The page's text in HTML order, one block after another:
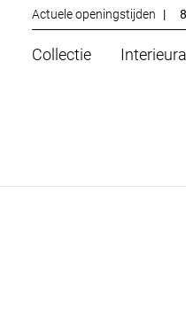
Actuele openingstijden |
Collectie